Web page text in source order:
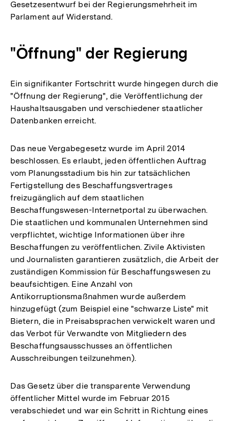
Gesetzesentwurf bei der Regierungsmehrheit im
Parlament auf Widerstand.
"Öffnung" der Regierung
Ein signifikanter Fortschritt wurde hingegen durch die
"Öffnung der Regierung", die Veröffentlichung der
Haushaltsausgaben und verschiedener staatlicher
Datenbanken erreicht.
Das neue Vergabegesetz wurde im April 2014
beschlossen. Es erlaubt, jeden öffentlichen Auftrag
vom Planungsstadium bis hin zur tatsächlichen
Fertigstellung des Beschaffungsvertrages
freizugänglich auf dem staatlichen
Beschaffungswesen-Internetportal zu überwachen.
Die staatlichen und kommunalen Unternehmen sind
verpflichtet, wichtige Informationen über ihre
Beschaffungen zu veröffentlichen. Zivile Aktivisten
und Journalisten garantieren zusätzlich, die Arbeit der
zuständigen Kommission für Beschaffungswesen zu
beaufsichtigen. Eine Anzahl von
Antikorruptionsmaßnahmen wurde außerdem
hinzugefügt (zum Beispiel eine "schwarze Liste" mit
Bietern, die in Preisabsprachen verwickelt waren und
das Verbot für Verwandte von Mitgliedern des
Beschaffungsausschusses an öffentlichen
Ausschreibungen teilzunehmen).
Das Gesetz über die transparente Verwendung
öffentlicher Mittel wurde im Februar 2015
verabschiedet und war ein Schritt in Richtung eines